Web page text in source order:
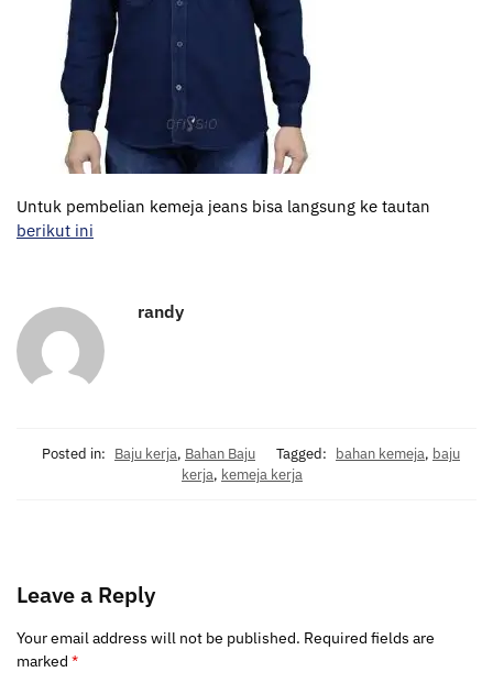
Untuk pembelian kemeja jeans bisa langsung ke tautan
berikut ini
randy
Posted in: Baju kerja, Bahan Baju Tagged: bahan kemeja, baju
kerja, kemeja kerja
Leave a Reply
Your email address will not be published. Required fields are
marked *